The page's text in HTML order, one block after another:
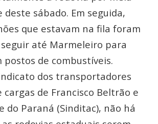
sábado. Em seguida,
que estavam na fila foram
até Marmeleiro para
postos de combustíveis.
dos transportadores
cargas de Francisco Beltrão e
do Paraná (Sinditac), não há